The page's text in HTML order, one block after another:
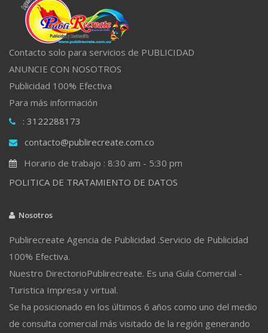
Contacto solo para servicios de PUBLICIDAD
ANUNCIE CON NOSOTROS
Publicidad 100% Efectiva
Para más información
: 3122288173
contacto@publirecreate.com.co
Horario de trabajo : 8:30 am - 5:30 pm
POLITICA DE TRATAMIENTO DE DATOS
Nosotros
Publirecreate Agencia de Publicidad .Servicio de Publicidad
100% Efectiva.
Nuestro DirectorioPublirecreate. Es una Guía Comercial -
Turistica Impresa y virtual.
Se ha posicionado en los últimos 6 años como uno del medio
de consulta comercial más visitado de la región generando